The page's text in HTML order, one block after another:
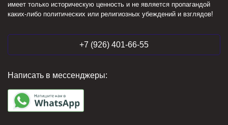
имеет только историческую ценность и не является пропагандой
каких-либо политических или религиозных убеждений и взглядов!
+7 (926) 401-66-55
Написать в мессенджеры: